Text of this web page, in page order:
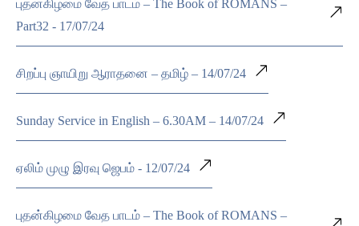
புதன்கிழமை வேத பாடம் – The Book of ROMANS –
Part32 - 17/07/24
சிறப்பு ஞாயிறு ஆராதனை – தமிழ் – 14/07/24
Sunday Service in English – 6.30AM – 14/07/24
ஏலிம் முழு இரவு ஜெபம் - 12/07/24
புதன்கிழமை வேத பாடம் – The Book of ROMANS –